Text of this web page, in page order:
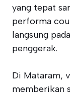
yang tepat
performa
langsung
penggerak.
Di Mataram,
memberikan